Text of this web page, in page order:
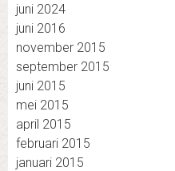
juni 2024
juni 2016
november 2015
september 2015
juni 2015
mei 2015
april 2015
februari 2015
januari 2015